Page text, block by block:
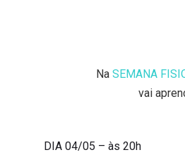
Na SEMANA
vai
DIA 04/05 – às 20h